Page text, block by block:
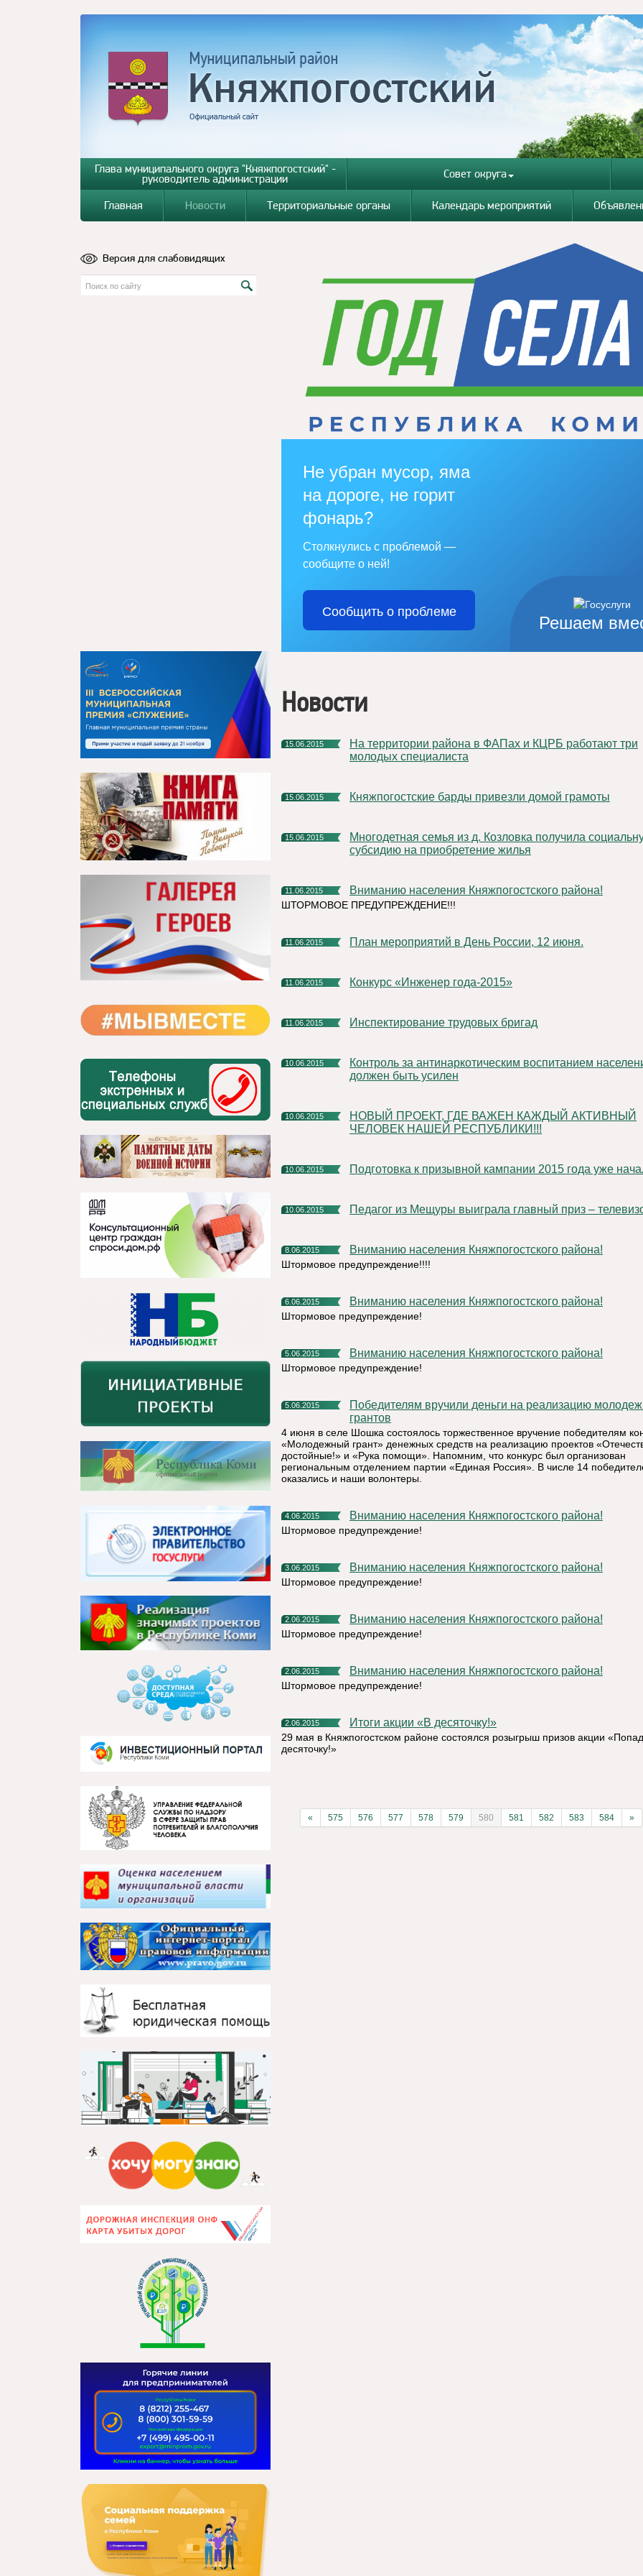
Глава муниципального округа "Княжпогостский" -
руководитель администрации Совет округа
Главная Новости Территориальные органы Календарь мероприятий
Версия для слабовидящих
Решаем
Не убран мусор, яма
на дороге, не горит
фонарь?
Столкнулись с проблемой —
сообщите о ней!
Сообщить о проблеме
Новости
15.06.2015
На территории района в ФАПах и КЦРБ работают три
молодых специалиста
15.06.2015 Княжпогостские барды привезли домой грамоты
15.06.2015
Многодетная семья из д. Козловка получила социальную
субсидию на приобретение жилья
11.06.2015 Вниманию населения Княжпогостского района!
ШТОРМОВОЕ ПРЕДУПРЕЖДЕНИЕ!!!
11.06.2015 План мероприятий в День России, 12 июня.
11.06.2015 Конкурс «Инженер года-2015»
11.06.2015 Инспектирование трудовых бригад
10.06.2015
Контроль за антинаркотическим воспитанием населения
должен быть усилен
10.06.2015
НОВЫЙ ПРОЕКТ, ГДЕ ВАЖЕН КАЖДЫЙ АКТИВНЫЙ
ЧЕЛОВЕК НАШЕЙ РЕСПУБЛИКИ!!!
10.06.2015 Подготовка к призывной кампании 2015 года уже
10.06.2015 Педагог из Мещуры выиграла главный приз –
8.06.2015 Вниманию населения Княжпогостского района!
Штормовое предупреждение!!!!
6.06.2015 Вниманию населения Княжпогостского района!
Штормовое предупреждение!
5.06.2015 Вниманию населения Княжпогостского района!
Штормовое предупреждение!
5.06.2015
Победителям вручили деньги на реализацию молодежных
грантов
4 июня в селе Шошка состоялось торжественное вручение победителям
«Молодежный грант» денежных средств на реализацию проектов
достойные!» и «Рука помощи». Напомним, что конкурс был организован
региональным отделением партии «Единая Россия». В числе 14
оказались и наши волонтеры.
4.06.2015 Вниманию населения Княжпогостского района!
Штормовое предупреждение!
3.06.2015 Вниманию населения Княжпогостского района!
Штормовое предупреждение!
2.06.2015 Вниманию населения Княжпогостского района!
Штормовое предупреждение!
2.06.2015 Вниманию населения Княжпогостского района!
Штормовое предупреждение!
2.06.2015 Итоги акции «В десяточку!»
29 мая в Княжпогостском районе состоялся розыгрыш призов акции
десяточку!»
« 575 576 577 578 579 580 581 582 583 584 »